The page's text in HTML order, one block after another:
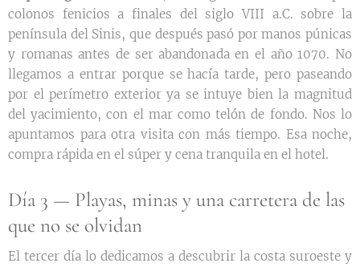
colonos fenicios a finales del siglo VIII a.C. sobre la
península del Sinis, que después pasó por manos púnicas
y romanas antes de ser abandonada en el año 1070. No
llegamos a entrar porque se hacía tarde, pero paseando
por el perímetro exterior ya se intuye bien la magnitud
del yacimiento, con el mar como telón de fondo. Nos lo
apuntamos para otra visita con más tiempo. Esa noche,
compra rápida en el súper y cena tranquila en el hotel.
Día 3 — Playas, minas y una carretera de las
que no se olvidan
El tercer día lo dedicamos a descubrir la costa suroeste y